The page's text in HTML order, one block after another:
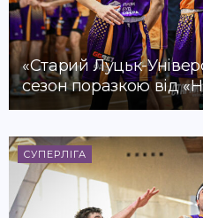
«Старий Луцьк-
сезон поразкою від
СУПЕРЛІГА